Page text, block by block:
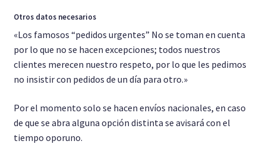
Otros datos necesarios
«Los famosos “pedidos urgentes” No se toman en cuenta
por lo que no se hacen excepciones; todos nuestros
clientes merecen nuestro respeto, por lo que les pedimos
no insistir con pedidos de un día para otro.»
Por el momento solo se hacen envíos nacionales, en caso
de que se abra alguna opción distinta se avisará con el
tiempo oporuno.